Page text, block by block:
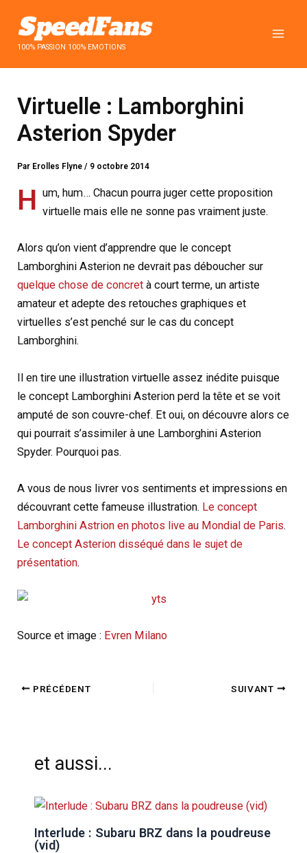
contenu100% PASSION 100% EMOTIONS
Virtuelle : Lamborghini
Asterion Spyder
Par Erolles Flyne/ 9 octobre 2014
H um, hum… Chacun pourra juger cette proposition
virtuelle mais elle ne sonne pas vraiment juste.
Alors qu’on vient d’apprendre que le concept
Lamborghini Asterion ne devrait pas déboucher sur
quelque chose de concret à court terme, un artiste
amateur et adepte des retouches graphiques et
virtuelles s’est penché sur le cas du concept
Lamborghini.
Il en tire une illustration virtuelle assez inédite puisque
le concept Lamborghini Asterion perd la tête et se voit
amputé de son couvre-chef. Et oui, on découvre alors ce
qui pourrait s’assimiler à une Lamborghini Asterion
Spyder. Pourquoi pas.
A vous de nous livrer vos sentiments et impressions en
découvrant cette fameuse illustration. Le concept
Lamborghini Astrion en photos live au Mondial de Paris.
Le concept Asterion disséqué dans le sujet de
présentation.
Source et image : Evren Milano
PRÉCÉDENT SUIVANT
et aussi...
Interlude : Subaru BRZ dans la poudreuse
(vid)